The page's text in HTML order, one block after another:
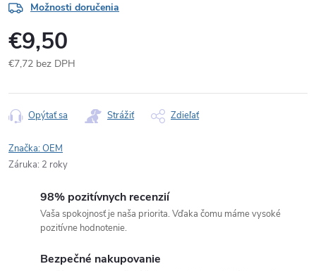
Možnosti doručenia
€9,50
€7,72 bez DPH
cena:
Opýtať sa Strážiť Zdieľať
Značka:OEM
Záruka: 2 roky
98% pozitívnych recenzií
Vaša spokojnosť je naša priorita. Vďaka čomu máme vysoké
pozitívne hodnotenie.
Bezpečné nakupovanie